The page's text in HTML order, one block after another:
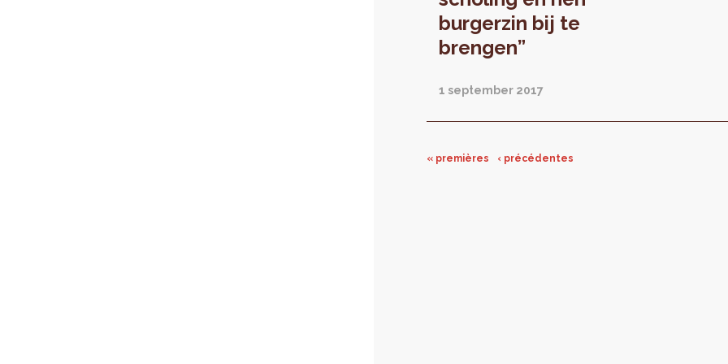
burgerzin bij te
brengen”
1 september 2017
« premières ‹ précédentes